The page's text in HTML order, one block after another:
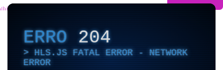
ERRO204
HLS.JS FATAL ERROR - NETWORK
ERROR